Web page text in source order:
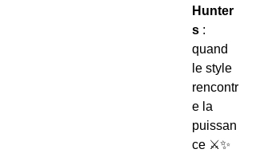
Hunter
s :
quand
le style
rencontr
e la
puissan
ce ⚔️✨